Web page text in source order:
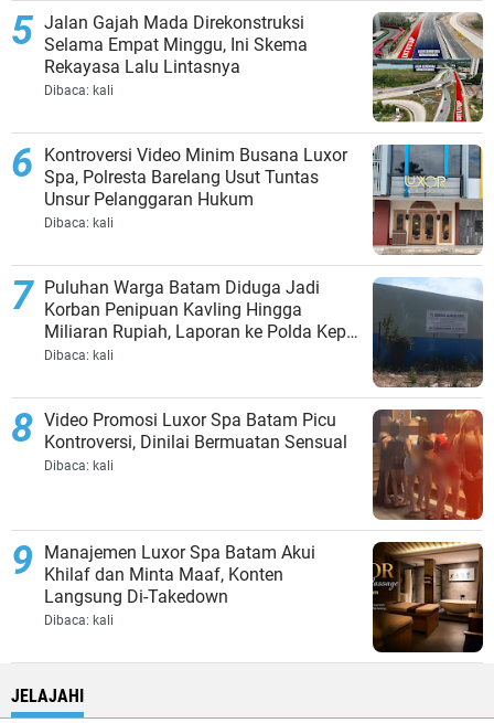
Jalan Gajah Mada Direkonstruksi
Selama Empat Minggu, Ini Skema
Rekayasa Lalu Lintasnya
Dibaca: kali
Kontroversi Video Minim Busana Luxor
Spa, Polresta Barelang Usut Tuntas
Unsur Pelanggaran Hukum
Dibaca: kali
Puluhan Warga Batam Diduga Jadi
Korban Penipuan Kavling Hingga
Miliaran Rupiah, Laporan ke Polda Kepri
Jalan di Tempat?
Dibaca: kali
Video Promosi Luxor Spa Batam Picu
Kontroversi, Dinilai Bermuatan Sensual
Dibaca: kali
Manajemen Luxor Spa Batam Akui
Khilaf dan Minta Maaf, Konten
Langsung Di-Takedown
Dibaca: kali
JELAJAHI